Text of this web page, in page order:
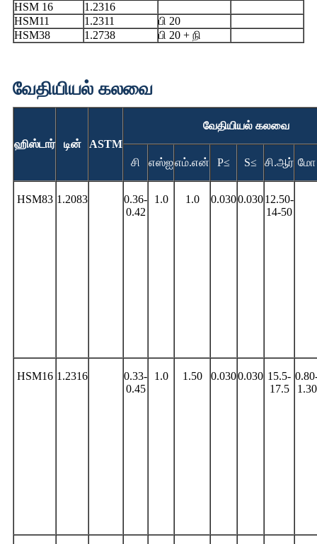
HSM 16
1.2316
HSM11
1.2311
பி 20
HSM38
1.2738 பி 20 + நி
வேதியியல் கலவை
ஹிஸ்டார் டின் ASTM
வேதியியல் கலவை
சி எஸ்ஐஎம்.என் P≤ S≤ சி.ஆர் மோ
HSM83 1.2083
0.36-
0.42
1.0 1.0 0.0300.03012.50-
14-50
HSM16 1.2316
0.33-
0.45
1.0 1.50 0.0300.030 15.5-
17.5
1.30